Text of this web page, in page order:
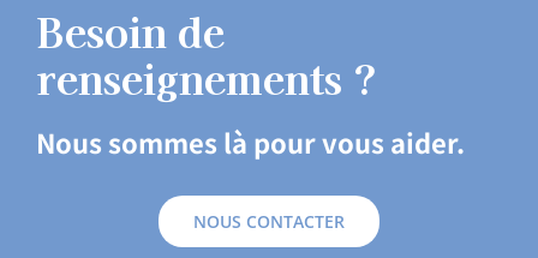
Besoin de
renseignements ?
Nous sommes là pour vous aider.
NOUS CONTACTER